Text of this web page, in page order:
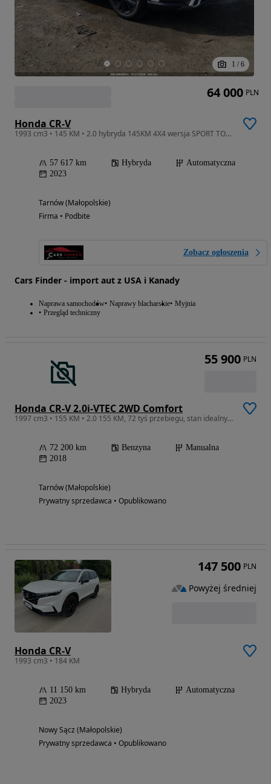
1 / 6
Honda CR-V
1993 cm3 • 145 KM • 2.0 hybryda 145KM 4X4 wersja SPORT TOURING , mała szkoda
57 617 km Hybryda
Automatyczna
2023
Tarnów (Małopolskie)
Firma • Podbite
Zobacz ogłoszenia
Cars Finder - import aut z USA i Kanady
Naprawa samochodów Naprawy blacharskie Myjnia
Przegląd techniczny
64 000 PLN
Honda CR-V 2.0i-VTEC 2WD Comfort
1997 cm3 • 155 KM • 2.0 155 KM, 72 tyś przebiegu, stan idealny, serwisowany
72 200 km Benzyna
Manualna
2018
Tarnów (Małopolskie)
Prywatny sprzedawca • Opublikowano
55 900 PLN
Honda CR-V
1993 cm3 • 184 KM
11 150 km Hybryda
Automatyczna
2023
Nowy Sącz (Małopolskie)
Prywatny sprzedawca • Opublikowano
147 500 PLN
Powyżej średniej